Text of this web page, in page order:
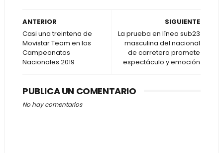
SIGUIENTE
La prueba en línea sub23
masculina del nacional
de carretera promete
espectáculo y emoción
ANTERIOR
Casi una treintena de
Movistar Team en los
Campeonatos
Nacionales 2019
PUBLICA UN COMENTARIO
No hay comentarios